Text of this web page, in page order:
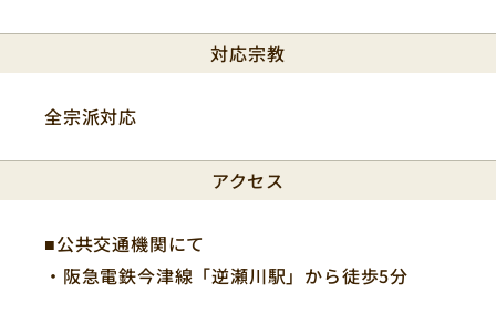
対応宗教
全宗派対応
アクセス
■公共交通機関にて
・阪急電鉄今津線「逆瀬川駅」から徒歩5分